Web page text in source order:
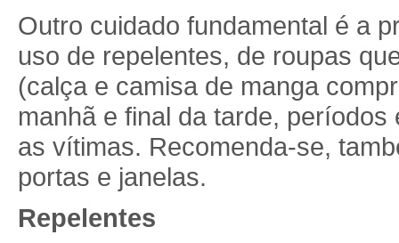
Outro cuidado fundamental é a
uso de repelentes, de roupas
(calça e camisa de manga
manhã e final da tarde,
as vítimas. Recomenda-se,
portas e janelas.
Repelentes